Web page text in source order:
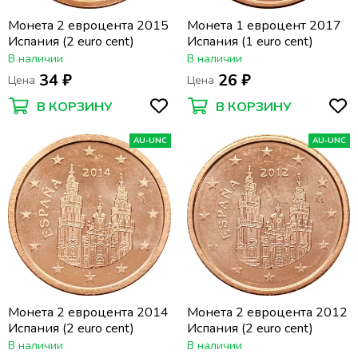
Монета 2 евроцента 2015
Испания (2 euro cent)
В наличии
Цена 34 ₽
В КОРЗИНУ
Монета 1 евроцент 2017
Испания (1 euro cent)
В наличии
Цена 26 ₽
В КОРЗИНУ
AU-UNC
Монета 2 евроцента 2014
Испания (2 euro cent)
В наличии
AU-UNC
Монета 2 евроцента 2012
Испания (2 euro cent)
В наличии